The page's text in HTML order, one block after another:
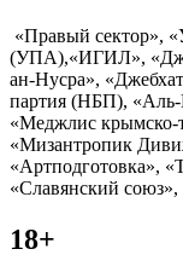
«Правый сектор»,
(УПА),«ИГИЛ»,
ан-Нусра»,
партия (НБП),
«Меджлис крымско-
«Мизантропик
«Артподготовка»,
«Славянский
18+